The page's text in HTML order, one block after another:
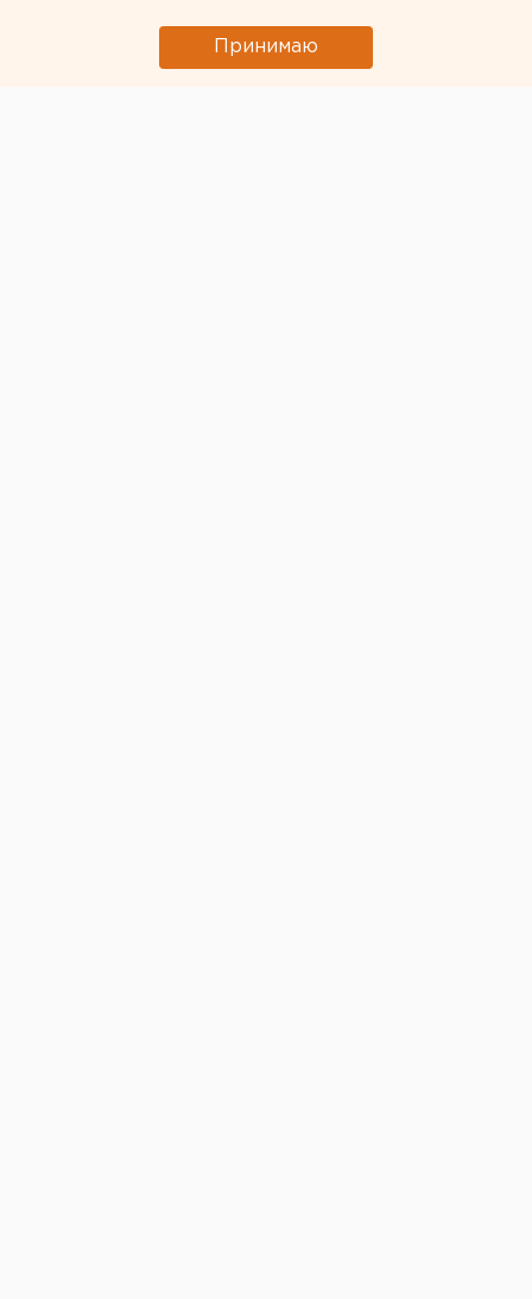
«Переименовать Международный аэропорт Астана
Принимаю